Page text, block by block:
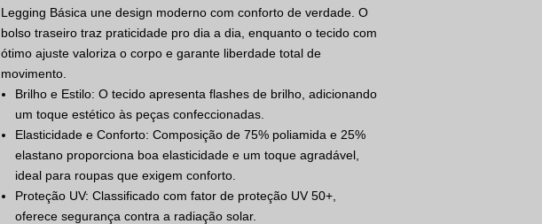
Legging Básica une design moderno com conforto de verdade. O
bolso traseiro traz praticidade pro dia a dia, enquanto o tecido com
ótimo ajuste valoriza o corpo e garante liberdade total de
movimento.
Brilho e Estilo: O tecido apresenta flashes de brilho, adicionando
um toque estético às peças confeccionadas.
Elasticidade e Conforto: Composição de 75% poliamida e 25%
elastano proporciona boa elasticidade e um toque agradável,
ideal para roupas que exigem conforto.
Proteção UV: Classificado com fator de proteção UV 50+,
oferece segurança contra a radiação solar.